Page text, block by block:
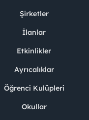
Şirketler
İlanlar
Etkinlikler
Ayrıcalıklar
Öğrenci Kulüpleri
Okullar